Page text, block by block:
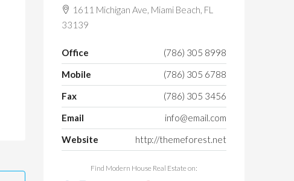
1611 Michigan Ave, Miami Beach, FL
33139
Office
(786) 305 8998
Mobile
(786) 305 6788
Fax
(786) 305 3456
Email
info@email.com
Website
http://themeforest.net
Find Modern House Real Estate on: